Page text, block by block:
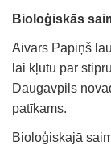
Bioloģiskās
Aivars Papiņš
lai kļūtu par
Daugavpils
patīkams.
Bioloģiskajā